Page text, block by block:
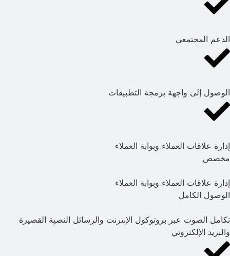
الدعم المجتمعي
الوصول إلى واجهة برمجة التطبيقات
إدارة علاقات العملاء وبوابة العملاء
مخصص
إدارة علاقات العملاء وبوابة العملاء
الوصول الكامل
تكامل الصوت عبر بروتوكول الإنترنت والرسائل النصية القصيرة
والبريد الإلكتروني